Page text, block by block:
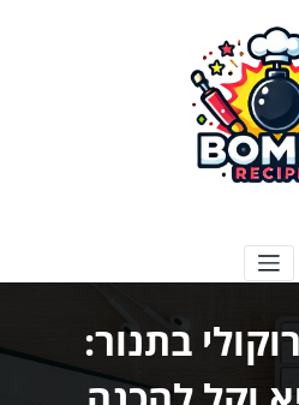
בתנור: